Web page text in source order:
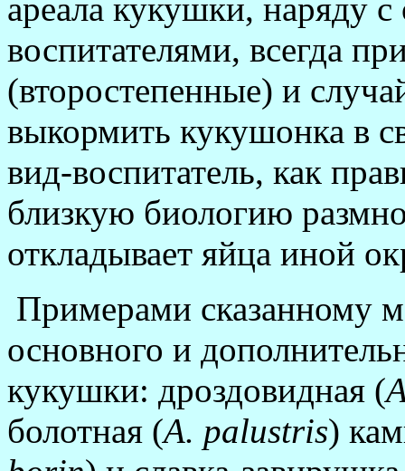
ареала кукушки, наряду
воспитателями, всегда
(второстепенные) и
выкормить кукушонка в
вид-воспитатель, как
близкую биологию
откладывает яйца иной
Примерами сказанному
основного и
кукушки: дроздовидная (
болотная (A. palustris)